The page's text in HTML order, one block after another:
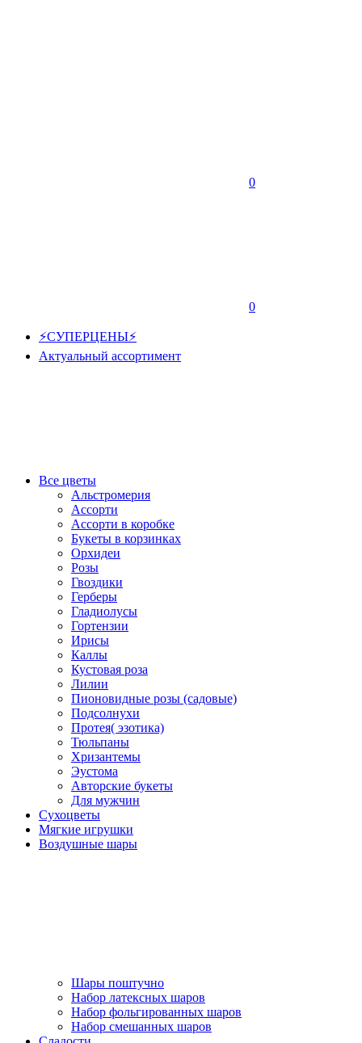
0
0
⚡СУПЕРЦЕНЫ⚡
Актуальный ассортимент
Все цветы
Альстромерия
Ассорти
Ассорти в коробке
Букеты в корзинках
Орхидеи
Розы
Гвоздики
Герберы
Гладиолусы
Гортензии
Ирисы
Каллы
Кустовая роза
Лилии
Пионовидные розы (садовые)
Подсолнухи
Протея( эзотика)
Тюльпаны
Хризантемы
Эустома
Авторские букеты
Для мужчин
Сухоцветы
Мягкие игрушки
Воздушные шары
Шары поштучно
Набор латексных шаров
Набор фольгированных шаров
Набор смешанных шаров